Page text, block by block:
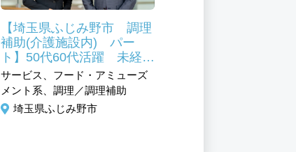
【埼玉県ふじみ野市 調理
補助(介護施設内) パー
ト】50代60代活躍 未経験
OK 昭和41年創業のグル
ープ企業！
サービス、フード・アミューズ
メント系、調理／調理補助
埼玉県ふじみ野市